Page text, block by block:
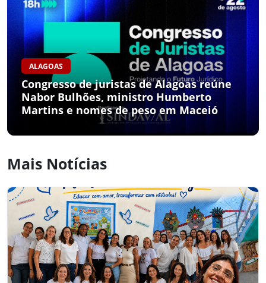
ALAGOAS
Congresso de juristas de Alagoas reúne
Nabor Bulhões, ministro Humberto
Martins e nomes de peso em Maceió
Mais Notícias